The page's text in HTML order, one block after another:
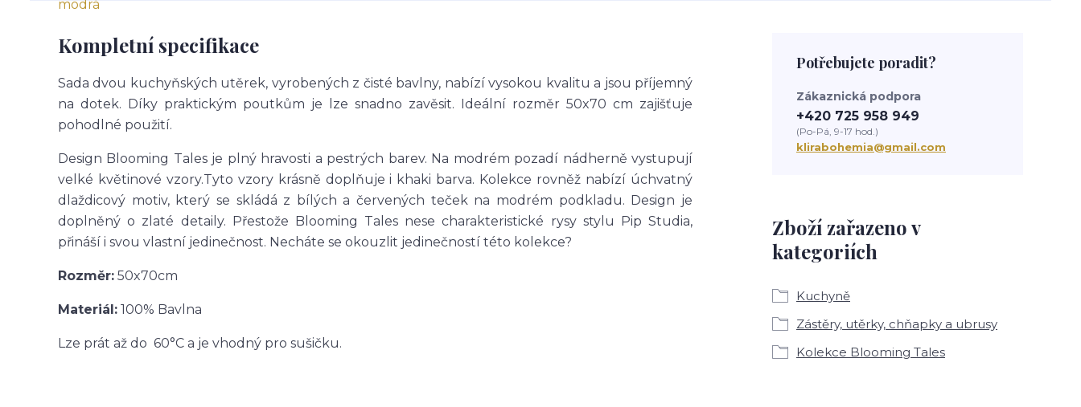
Kompletní specifikace
Sada dvou kuchyňských utěrek, vyrobených z čisté bavlny, nabízí vysokou kvalitu a jsou příjemný
na dotek. Díky praktickým poutkům je lze snadno zavěsit. Ideální rozměr 50x70 cm zajišťuje
pohodlné použití.
Design Blooming Tales je plný hravosti a pestrých barev. Na modrém pozadí nádherně vystupují
velké květinové vzory.Tyto vzory krásně doplňuje i khaki barva. Kolekce rovněž nabízí úchvatný
dlaždicový motiv, který se skládá z bílých a červených teček na modrém podkladu. Design je
doplněný o zlaté detaily. Přestože Blooming Tales nese charakteristické rysy stylu Pip Studia,
přináší i svou vlastní jedinečnost. Necháte se okouzlit jedinečností této kolekce?
Rozměr: 50x70cm
Materiál: 100% Bavlna
Lze prát až do 60°C a je vhodný pro sušičku.
Zboží zařazeno v
kategoriích
Kuchyně
Zástěry, utěrky, chňapky a ubrusy
Kolekce Blooming Tales
Potřebujete poradit?
Zákaznická podpora
+420 725 958 949
(Po-Pá, 9-17 hod.)
klirabohemia@gmail.com